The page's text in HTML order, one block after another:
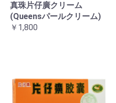
真珠片仔廣クリーム
(Queensパールクリーム)
￥1,800